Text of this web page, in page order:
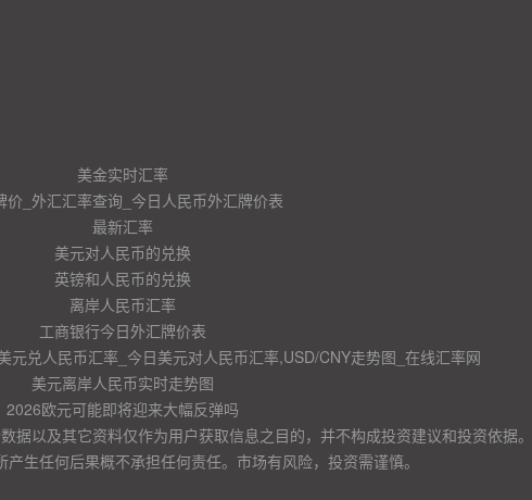
美金实时汇率
价_外汇汇率查询_今日人民币外汇牌价表
最新汇率
美元对人民币的兑换
英镑和人民币的兑换
离岸人民币汇率
工商银行今日外汇牌价表
元兑人民币汇率_今日美元对人民币汇率,USD/CNY走势图_在线汇率网
美元离岸人民币实时走势图
2026欧元可能即将迎来大幅反弹吗
据以及其它资料仅作为用户获取信息之目的，并不构成投资建议和投资依据。
生任何后果概不承担任何责任。市场有风险，投资需谨慎。